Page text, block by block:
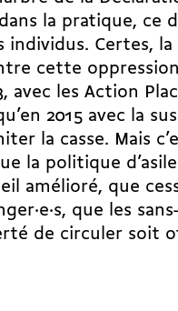
la pratique, ce
Certes, la
cette
avec les Action
2015 avec la
la casse. Mais
la politique
amélioré, que
que les
de circuler soit